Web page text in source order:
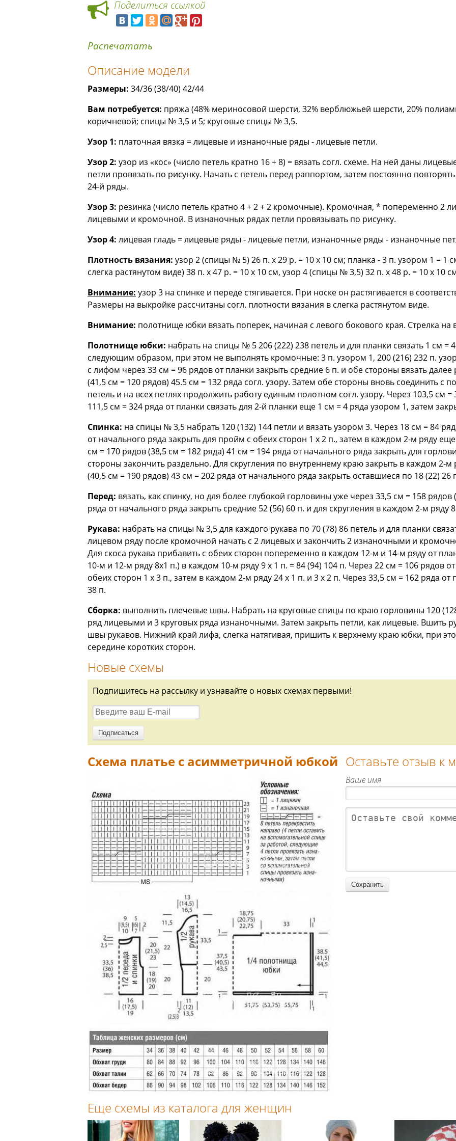
Поделиться ссылкой
Распечатать
Описание модели
Размеры: 34/36 (38/40) 42/44
Вам потребуется: пряжа (48% мериносовой шерсти, 32% верблюжьей шерсти, 20%
коричневой; спицы № 3,5 и 5; круговые спицы № 3,5.
Узор 1: платочная вязка = лицевые и изнаночные ряды - лицевые петли.
Узор 2: узор из «кос» (число петель кратно 16 + 8) = вязать согл. схеме. На ней даны
петли провязать по рисунку. Начать с петель перед раппортом, затем постоянно
24-й ряды.
Узор 3: резинка (число петель кратно 4 + 2 + 2 кромочные). Кромочная, * попеременно 2
лицевыми и кромочной. В изнаночных рядах петли провязывать по рисунку.
Узор 4: лицевая гладь = лицевые ряды - лицевые петли, изнаночные ряды - изнаночные
Плотность вязания: узор 2 (спицы № 5) 26 п. х 29 р. = 10 х 10 см; планка - 3 п. узором 1 = 1
слегка растянутом виде) 38 п. х 47 р. = 10 х 10 см, узор 4 (спицы № 3,5) 32 п. х 48 р. = 10 х 10
Внимание: узор 3 на спинке и переде стягивается. При носке он растягивается в
Размеры на выкройке рассчитаны согл. плотности вязания в слегка растянутом виде.
Внимание: полотнище юбки вязать поперек, начиная с левого бокового края. Стрелка
Полотнище юбки: набрать на спицы № 5 206 (222) 238 петель и для планки связать 1 см
следующим образом, при этом не выполнять кромочные: 3 п. узором 1, 200 (216) 232 п.
с лифом через 33 см = 96 рядов от планки закрыть средние 6 п. и обе стороны вязать
(41,5 см = 120 рядов) 45.5 см = 132 ряда согл. узору. Затем обе стороны вновь соединить
петель и на всех петлях продолжить работу единым полотном согл. узору. Через 103,5 см =
111,5 см = 324 ряда от планки связать для 2-й планки еще 1 см = 4 ряда узором 1, затем
Спинка: на спицы № 3,5 набрать 120 (132) 144 петли и вязать узором 3. Через 18 см = 84
от начального ряда закрыть для пройм с обеих сторон 1 х 2 п., затем в каждом 2-м ряду
см = 170 рядов (38,5 см = 182 ряда) 41 см = 194 ряда от начального ряда закрыть для
стороны закончить раздельно. Для скругления по внутреннему краю закрыть в каждом 2-м
(40,5 см = 190 рядов) 43 см = 202 ряда от начального ряда закрыть оставшиеся по 18 (22) 26
Перед: вязать, как спинку, но для более глубокой горловины уже через 33,5 см = 158
ряда от начального ряда закрыть средние 52 (56) 60 п. и для скругления в каждом 2-м ряду
Рукава: набрать на спицы № 3,5 для каждого рукава по 70 (78) 86 петель и для планки
лицевом ряду после кромочной начать с 2 лицевых и закончить 2 изнаночными и
Для скоса рукава прибавить с обеих сторон попеременно в каждом 12-м и 14-м ряду от
10-м и 12-м ряду 8x1 п.) в каждом 10-м ряду 9 x 1 п. = 84 (94) 104 п. Через 22 см = 106 рядов
обеих сторон 1 х 3 п., затем в каждом 2-м ряду 24 х 1 п. и 3 х 2 п. Через 33,5 см = 162 ряда от
38 п.
Сборка: выполнить плечевые швы. Набрать на круговые спицы по краю горловины 120
ряд лицевыми и 3 круговых ряда изнаночными. Затем закрыть петли, как лицевые. Вшить
швы рукавов. Нижний край лифа, слегка натягивая, пришить к верхнему краю юбки, при
середине коротких сторон.
Новые схемы
Подпишитесь на рассылку и узнавайте о новых схемах первыми!
Схема платье с асимметричной юбкой Оставьте отзыв к
Ваше имя
Еще схемы из каталога для женщин